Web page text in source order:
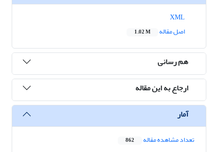
اصل مقاله
1.02 M
هم رسانی
ارجاع به این مقاله
آمار
تعداد مشاهده مقاله 862